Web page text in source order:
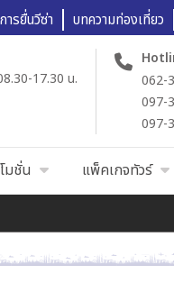
ารยื่นวีซ่า บทความท่องเที่ยว
17.30 น.
062-
097-
097-
มชั่น แพ็คเกจทัวร์